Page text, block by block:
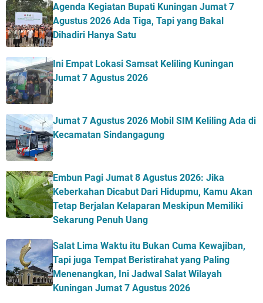
Agenda Kegiatan Bupati Kuningan Jumat 7
Agustus 2026 Ada Tiga, Tapi yang Bakal
Dihadiri Hanya Satu
Ini Empat Lokasi Samsat Keliling Kuningan
Jumat 7 Agustus 2026
Jumat 7 Agustus 2026 Mobil SIM Keliling Ada di
Kecamatan Sindangagung
Embun Pagi Jumat 8 Agustus 2026: Jika
Keberkahan Dicabut Dari Hidupmu, Kamu Akan
Tetap Berjalan Kelaparan Meskipun Memiliki
Sekarung Penuh Uang
Salat Lima Waktu itu Bukan Cuma Kewajiban,
Tapi juga Tempat Beristirahat yang Paling
Menenangkan, Ini Jadwal Salat Wilayah
Kuningan Jumat 7 Agustus 2026